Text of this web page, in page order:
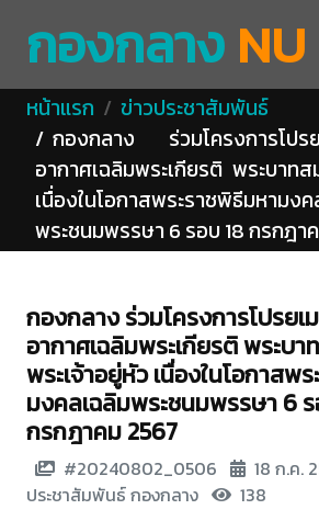
กองกลาง NU
หน้าแรก
ข่าวประชาสัมพันธ์
กองกลาง ร่วมโครงการโปร
อากาศเฉลิมพระเกียรติ พระบาทส
เนื่องในโอกาสพระราชพิธีมหามงค
พระชนมพรรษา 6 รอบ 18 กรกฎา
กองกลาง ร่วมโครงการโปรย
อากาศเฉลิมพระเกียรติ พระบา
พระเจ้าอยู่หัว เนื่องในโอกาสพ
มงคลเฉลิมพระชนมพรรษา 6 ร
กรกฎาคม 2567
#20240802_0506 18 ก.ค.
ประชาสัมพันธ์ กองกลาง
138